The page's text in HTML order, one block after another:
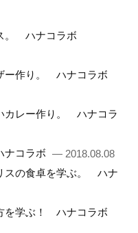
。 ハナコラボ
ー作り。 ハナコラボ
カレー作り。 ハナコラ
コラボ — 2018.08.08
スの食卓を学ぶ。 ハナ
を学ぶ！ ハナコラボ